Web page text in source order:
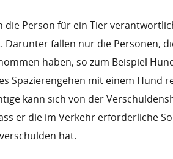
die Person für ein Tier
fallen nur die Personen,
haben, so zum Beispiel
Spazierengehen mit einem Hund
kann sich von der
er die im Verkehr erforderliche
hat.